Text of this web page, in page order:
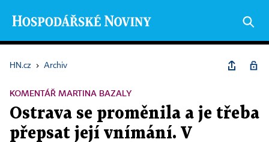
HN.cz › Archiv
KOMENTÁŘ MARTINA BAZALY
Ostrava se proměnila a je třeba
přepsat její vnímání. V